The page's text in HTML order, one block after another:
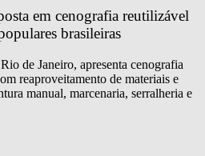
em cenografia reutilizável
brasileiras
de Janeiro, apresenta cenografia
reaproveitamento de materiais e
manual, marcenaria, serralheria e